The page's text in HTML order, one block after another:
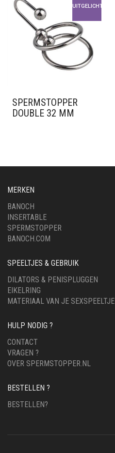
UITGELICHT
SPERMSTOPPER
DOUBLE 32 MM
MERKEN
BANOCH
INSERTABLE
SPERMSTOPPER
BANOCH.COM
SPEELTJES & GEBRUIK
DILATORS & PENISPLUGGEN
EIKELRING
MATERIAAL VAN JE SEXSPEELTJE
HULP NODIG ?
CONTACT
VRAGEN ?
OVER SPERMSTOPPER.NL
BESTELLEN ?
BESTELLEN?